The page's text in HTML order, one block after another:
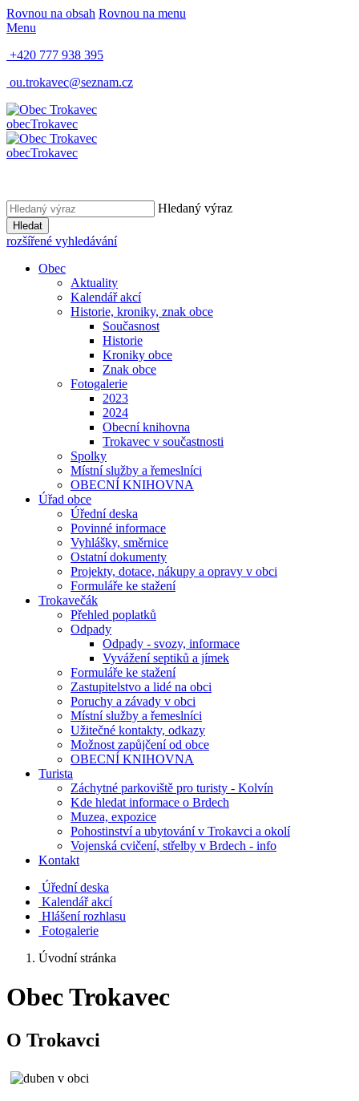
Rovnou na obsah Rovnou na menu
Menu
+420 777 938 395
ou.trokavec@seznam.cz
obecTrokavec
obecTrokavec
Hledaný výraz
Hledat
rozšířené vyhledávání
Obec
Aktuality
Kalendář akcí
Historie, kroniky, znak obce
Současnost
Historie
Kroniky obce
Znak obce
Fotogalerie
2023
2024
Obecní knihovna
Trokavec v součastnosti
Spolky
Místní služby a řemeslníci
OBECNÍ KNIHOVNA
Úřad obce
Úřední deska
Povinné informace
Vyhlášky, směrnice
Ostatní dokumenty
Projekty, dotace, nákupy a opravy v obci
Formuláře ke stažení
Trokavečák
Přehled poplatků
Odpady
Odpady - svozy, informace
Vyvážení septiků a jímek
Formuláře ke stažení
Zastupitelstvo a lidé na obci
Poruchy a závady v obci
Místní služby a řemeslníci
Užitečné kontakty, odkazy
Možnost zapůjčení od obce
OBECNÍ KNIHOVNA
Turista
Záchytné parkoviště pro turisty - Kolvín
Kde hledat informace o Brdech
Muzea, expozice
Pohostinství a ubytování v Trokavci a okolí
Vojenská cvičení, střelby v Brdech - info
Kontakt
Úřední deska
Kalendář akcí
Hlášení rozhlasu
Fotogalerie
Úvodní stránka
Obec Trokavec
O Trokavci